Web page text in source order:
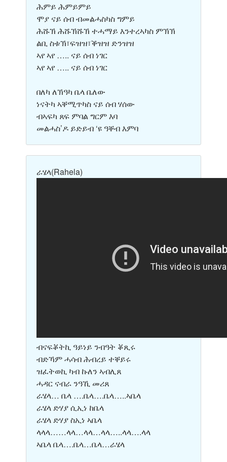
ሕምይ ሕምይምይ
ሞያ ናይ ሰብ ብመልሓስካስ ግምይ
ሕሹኽ ሕሹኽሹኽ ተሓማይ እንተረኣካስ ምኽኽ
ልቢ ስቱኽ፣ፍዝዝ፣ቕዝዝ ድንዝዝ
ኣየ ኣየ ….. ናይ ሰብ ነገር
ኣየ ኣየ ….. ናይ ሰብ ነገር
በለካ ለኽዓካ ቤላ ቤለው
ነናትካ ኣቐሚጥካስ ናይ ሰብ ሃሰው
ብኣፍካ ጸፍ ምባል ግርም እባ
መልሓስ’ዶ ይድይብ ‘ዩ ዓቐብ እምባ
ራሄላ(Rahela)
ብናፍቖትኪ ዓይነይ ንብዓት ቖጺሩ
ብድኻም ሓሳብ ሕብረይ ተቐይሩ
ዝፈትወኪ ካብ ኩለን ኣብሊጸ
ሓዳር ናብራ ንዓኺ መሪጸ
ራሄላ… ቤላ ….ቤላ….ቤላ…..ኣቤላ
ራሄላ ድሃያ ሲኢነ ከቤላ
ራሄላ ድሃያ ስኢነ ኣቤላ
ላላላ……ላላ…ላላ…ላላ…..ላላ….ላላ
ኣቤላ ቤላ….ቤላ…ቤላ…ራሄላ